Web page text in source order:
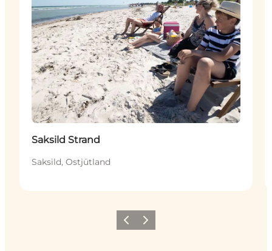
Saksild Strand
Saksild, Ostjütland
ZurückWeiter